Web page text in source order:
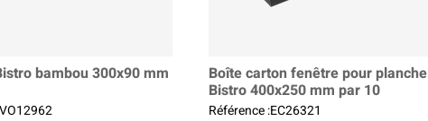
bambou 300x90 mm Boîte carton fenêtre pour planche
Bistro 400x250 mm par 10
Référence :EC26321